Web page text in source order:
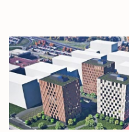
články
Hlavní
novinky